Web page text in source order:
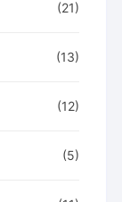
(21)
(13)
(12)
(5)